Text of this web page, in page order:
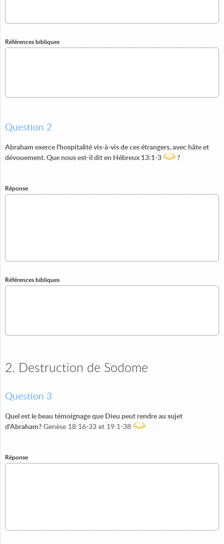
Références bibliques
Question 2
Abraham exerce l'hospitalité vis-à-vis de ces étrangers, avec hâte et
dévouement. Que nous est-il dit en Hébreux 13:1-3
?
Réponse
Références bibliques
2. Destruction de Sodome
Question 3
Quel est le beau témoignage que Dieu peut rendre au sujet
d'Abraham? Genèse 18:16-33 et 19:1-38
Réponse